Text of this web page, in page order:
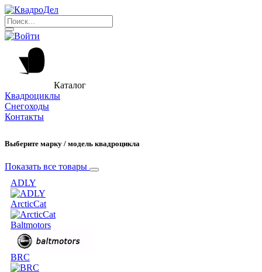
Каталог
Квадроциклы
Снегоходы
Контакты
Выберите марку / модель квадроцикла
Показать все товары
ADLY
ArcticCat
Baltmotors
BRC